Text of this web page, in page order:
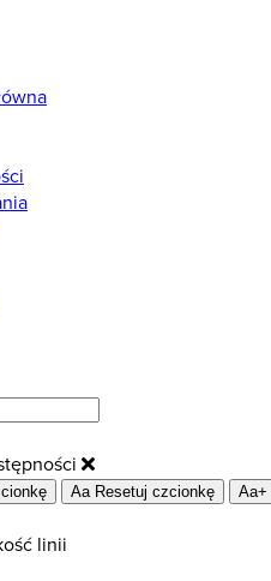
Aa Resetuj czcionkę Aa+
linii